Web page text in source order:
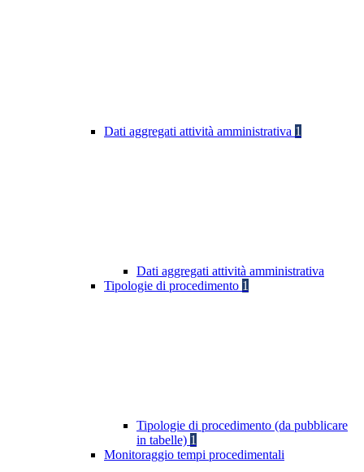
Dati aggregati attività amministrativa 1
Dati aggregati attività amministrativa
Tipologie di procedimento 1
Tipologie di procedimento (da pubblicare
in tabelle) 1
Monitoraggio tempi procedimentali